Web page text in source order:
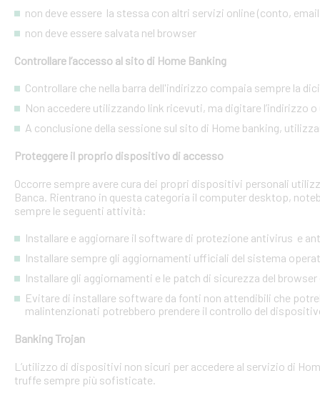
non deve essere la stessa con altri servizi online (conto,
non deve essere salvata nel browser
Controllare l’accesso al sito di Home Banking
Controllare che nella barra dell'indirizzo compaia sempre la
Non accedere utilizzando link ricevuti, ma digitare l’indirizzo
A conclusione della sessione sul sito di Home banking,
Proteggere il proprio dispositivo di accesso
Occorre sempre avere cura dei propri dispositivi personali
Banca. Rientrano in questa categoria il computer desktop,
sempre le seguenti attività:
Installare e aggiornare il software di protezione antivirus e
Installare sempre gli aggiornamenti ufficiali del sistema
Installare gli aggiornamenti e le patch di sicurezza del
Evitare di installare software da fonti non attendibili che
malintenzionati potrebbero prendere il controllo del
Banking Trojan
L’utilizzo di dispositivi non sicuri per accedere al servizio di
truffe sempre più sofisticate.